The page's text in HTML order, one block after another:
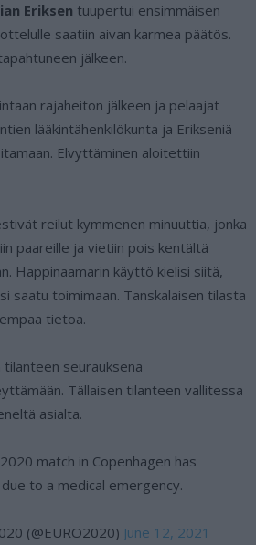
Eriksen tuupertui ensimmäisen
saatiin aivan karmea päätös.
jälkeen.
rajaheiton jälkeen ja pelaajat
lääkintähenkilökunta ja Erikseniä
Elvyttäminen aloitettiin
reilut kymmenen minuuttia, jonka
paareille ja vietiin pois kentältä
Happinaamarin käyttö kielisi siitä,
saatu toimimaan. Tanskalaisen tilasta
tietoa.
seurauksena
Tällaisen tilanteen vallitessa
asialta.
match in Copenhagen has
to a medical emergency.
(@EURO2020) June 12, 2021